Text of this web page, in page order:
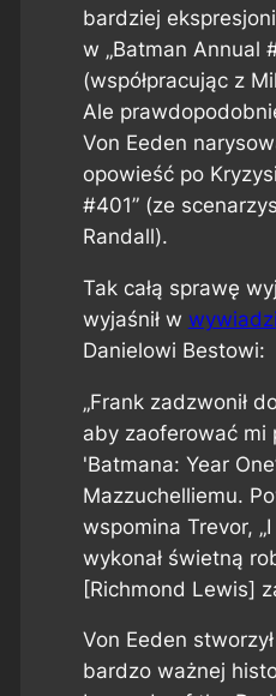
bardziej
w „Batman Annual
(współpracując z
Ale
Von Eeden
opowieść po
#401” (ze
Randall).
Tak całą sprawę
wyjaśnił w
Danielowi Bestowi:
„Frank zadzwonił
aby zaoferować mi
'Batmana: Year
Mazzuchelliemu.
wspomina Trevor,
wykonał świetną
[Richmond Lewis]
Von Eeden
bardzo ważnej